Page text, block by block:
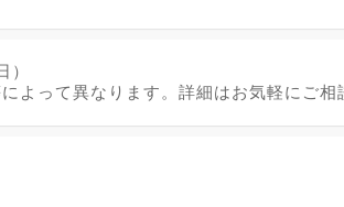
）
よって異なります。詳細はお気軽にご相